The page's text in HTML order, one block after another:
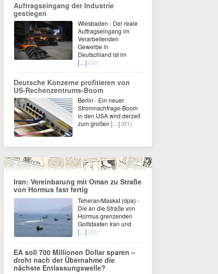
Auftragseingang der Industrie
gestiegen
Wiesbaden - Der reale
Auftragseingang im
Verarbeitenden
Gewerbe in
Deutschland ist im
[…] (00)
Deutsche Konzerne profitieren von
US-Rechenzentrums-Boom
Berlin - Ein neuer
Stromnachfrage-Boom
in den USA wird derzeit
zum großen […] (01)
Iran: Vereinbarung mit Oman zu Straße
von Hormus fast fertig
Teheran/Maskat (dpa) -
Die an die Straße von
Hormus grenzenden
Golfstaaten Iran und
[…] (00)
EA soll 700 Millionen Dollar sparen –
droht nach der Übernahme die
nächste Entlassungswelle?